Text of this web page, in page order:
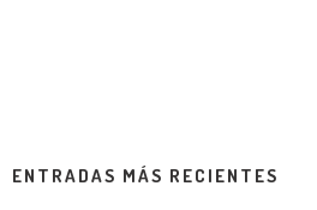
ENTRADAS MÁS RECIENTES